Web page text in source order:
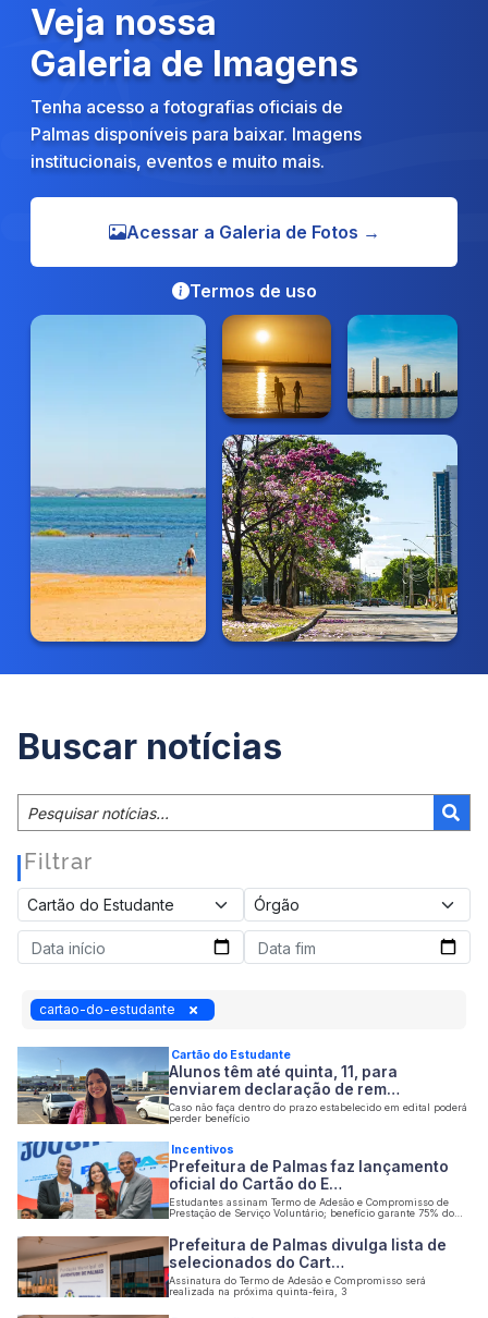
Veja nossa
Galeria de Imagens
Tenha acesso a fotografias oficiais de
Palmas disponíveis para baixar. Imagens
institucionais, eventos e muito mais.
Termos de uso
Acessar a Galeria de Fotos →
Buscar notícias
Filtrar
cartao-do-estudante
Cartão do Estudante
Alunos têm até quinta, 11, para
enviarem declaração de rem…
Caso não faça dentro do prazo estabelecido em edital poderá
perder benefício
Incentivos
Prefeitura de Palmas faz lançamento
oficial do Cartão do E…
Estudantes assinam Termo de Adesão e Compromisso de
Prestação de Serviço Voluntário; benefício garante 75% do
Prefeitura de Palmas divulga lista de
selecionados do Cart…
Assinatura do Termo de Adesão e Compromisso será
realizada na próxima quinta-feira, 3